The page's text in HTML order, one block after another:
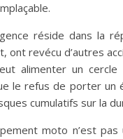
réside dans la
ont revécu d’autres
alimenter un cercle
le refus de porter un
cumulatifs sur la
moto n’est